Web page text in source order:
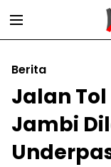
Berita
Jalan
Jambi